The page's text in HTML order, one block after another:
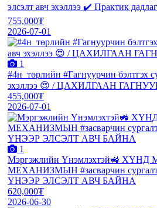
элсэлт авч эхэллээ ✔️ Практик
755,000₮
2026-07-01
1
#4н_төрлийн #Гагнуурчин бэлтгэх
эхэллээ 😍 / ЦАХИЛГААН
455,000₮
2026-07-01
1
Мэргэжлийн Үнэмлэхтэй🚜
МЕХАНИЗМЫН #засварчин
ҮНЭЭР ЭЛСЭЛТ АВЧ БАЙНА
620,000₮
2026-06-30